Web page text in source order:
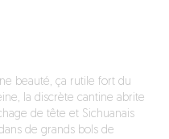
beauté, ça rutile fort du
la discrète cantine abrite
de tête et Sichuanais
de grands bols de